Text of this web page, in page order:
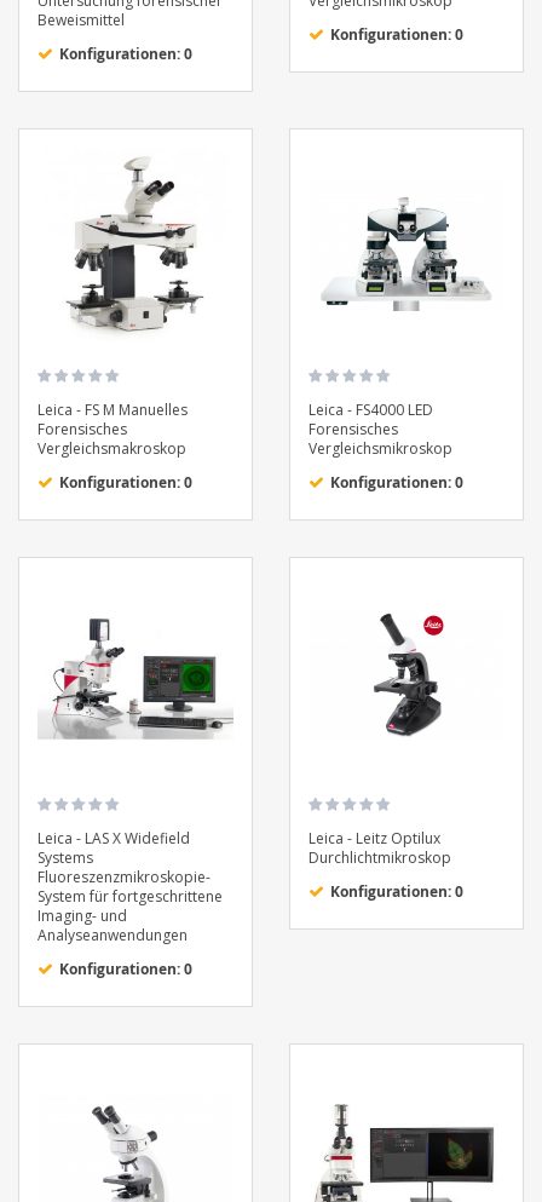
Beweismittel
Konfigurationen: 0
Konfigurationen: 0
Leica - FS M Manuelles
Forensisches
Vergleichsmakroskop
Konfigurationen: 0
Leica - FS4000 LED
Forensisches
Vergleichsmikroskop
Konfigurationen: 0
Leica - LAS X Widefield
Systems
Fluoreszenzmikroskopie-
System für fortgeschrittene
Imaging- und
Analyseanwendungen
Konfigurationen: 0
Leica - Leitz Optilux
Durchlichtmikroskop
Konfigurationen: 0